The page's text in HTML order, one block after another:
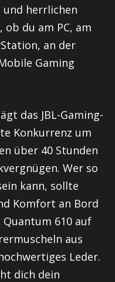
und herrlichen
ob du am PC, am
an der
Gaming
das JBL-Gaming-
Konkurrenz um
über 40 Stunden
Wer so
kann, sollte
Komfort an Bord
Quantum 610 auf
aus
Leder.
dich dein